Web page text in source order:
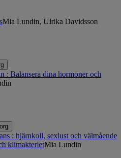
Mia Lundin, Ulrika Davidsson
: Balansera dina hormoner och
: hjärnkoll, sexlust och välmående
klimakterietMia Lundin